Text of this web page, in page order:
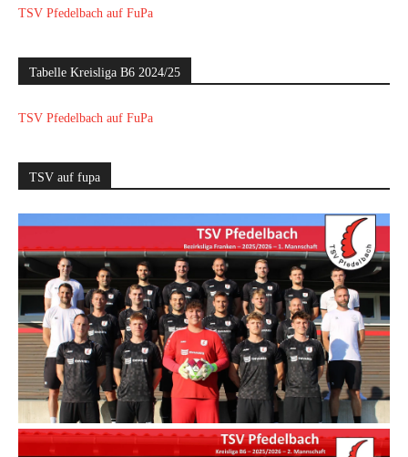
TSV Pfedelbach auf FuPa
Tabelle Kreisliga B6 2024/25
TSV Pfedelbach auf FuPa
TSV auf fupa